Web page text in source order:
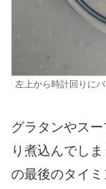
左上から時計回りに
グラタンやス
り煮込んでし
の最後のタイ